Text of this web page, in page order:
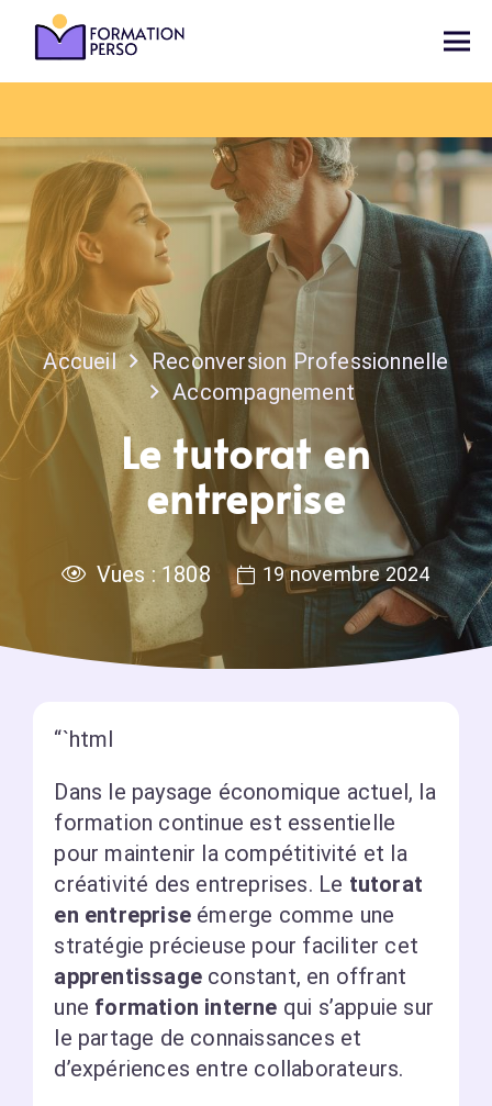
Accueil
Reconversion Professionnelle
Accompagnement
Le tutorat en
entreprise
Vues : 1808 19 novembre 2024
“`html
Dans le paysage économique actuel, la
formation continue est essentielle
pour maintenir la compétitivité et la
créativité des entreprises. Le tutorat
en entreprise émerge comme une
stratégie précieuse pour faciliter cet
apprentissage constant, en offrant
une formation interne qui s’appuie sur
le partage de connaissances et
d’expériences entre collaborateurs.